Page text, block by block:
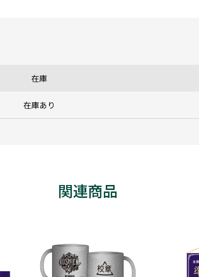
在庫
在庫あり
関連商品